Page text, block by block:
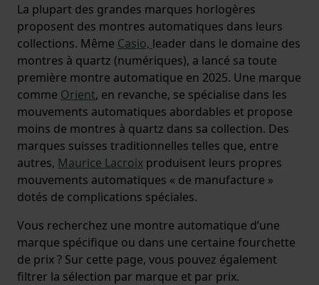
La plupart des grandes marques horlogères
proposent des montres automatiques dans leurs
collections. Même Casio, leader dans le domaine des
montres à quartz (numériques), a lancé sa toute
première montre automatique en 2025. Une marque
comme Orient, en revanche, se spécialise dans les
mouvements automatiques abordables et propose
moins de montres à quartz dans sa collection. Des
marques suisses traditionnelles telles que, entre
autres, Maurice Lacroix produisent leurs propres
mouvements automatiques « de manufacture »
dotés de complications spéciales.
Vous recherchez une montre automatique d’une
marque spécifique ou dans une certaine fourchette
de prix ? Sur cette page, vous pouvez également
filtrer la sélection par marque et par prix.